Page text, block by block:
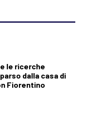
le ricerche
dalla casa di
Fiorentino